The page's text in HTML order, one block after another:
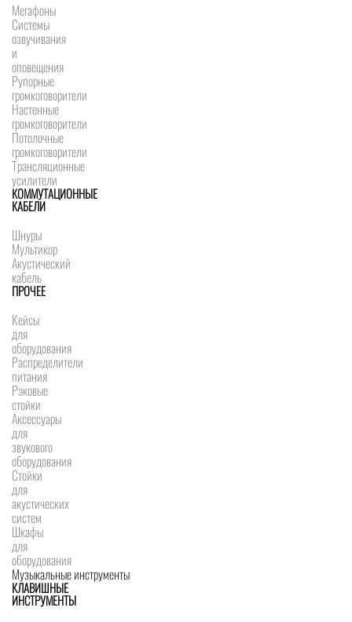
Мегафоны
Системы
озвучивания
и
оповещения
Рупорные
громкоговорители
Настенные
громкоговорители
Потолочные
громкоговорители
Трансляционные
усилители
КОММУТАЦИОННЫЕ
КАБЕЛИ
Шнуры
Мультикор
Акустический
кабель
ПРОЧЕЕ
Кейсы
для
оборудования
Распределители
питания
Рэковые
стойки
Аксессуары
для
звукового
оборудования
Стойки
для
акустических
систем
Шкафы
для
оборудования
Музыкальные инструменты
КЛАВИШНЫЕ
ИНСТРУМЕНТЫ